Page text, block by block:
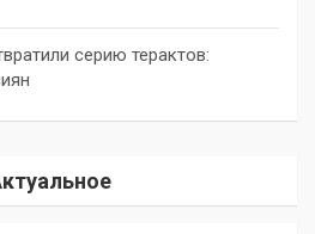
серию терактов: